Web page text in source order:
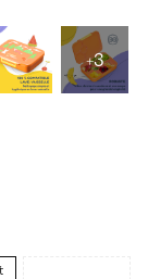
+3